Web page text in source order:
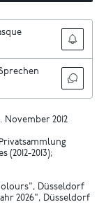
November 2012
Privatsammlung
(2012-2013);
Düsseldorf
2026", Düsseldorf